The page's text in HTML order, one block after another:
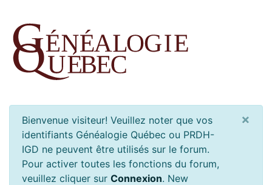
Bienvenue visiteur! Veuillez noter que vos
identifiants Généalogie Québec ou PRDH-
IGD ne peuvent être utilisés sur le forum.
Pour activer toutes les fonctions du forum,
veuillez cliquer sur Connexion. New
×